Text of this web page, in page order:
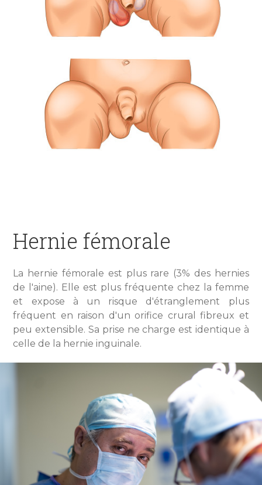
Hernie fémorale
La hernie fémorale est plus rare (3% des hernies
de l'aine). Elle est plus fréquente chez la femme
et expose à un risque d'étranglement plus
fréquent en raison d'un orifice crural fibreux et
peu extensible. Sa prise ne charge est identique à
celle de la hernie inguinale.